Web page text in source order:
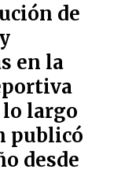
de
en la
lo largo
publicó
desde